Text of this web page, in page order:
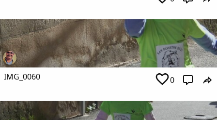
IMG_0060 0